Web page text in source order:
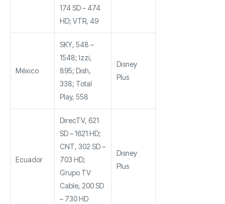
174 SD – 474
HD; VTR, 49
México
SKY, 548 –
1548; Izzi,
895; Dish,
338; Total
Play, 558
Disney
Plus
Ecuador
DirecTV, 621
SD – 1621 HD;
CNT, 302 SD –
703 HD;
Grupo TV
Cable, 200 SD
– 730 HD
Disney
Plus